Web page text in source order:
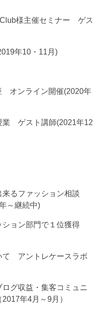
様主催セミナー ゲス
年10・11月)
オンライン開催(2020年
業 ゲスト講師(2021年12
るファッション相談
～継続中)
ション部門で１位獲得
て アントレケースラボ
グ収益・集客コミュニ
年4月～9月）